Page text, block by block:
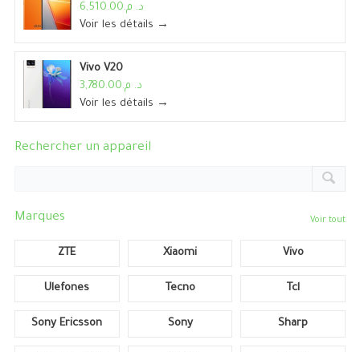
د. م.6,510.00
Voir les détails →
Vivo V20
د. م.3,780.00
Voir les détails →
Rechercher un appareil
Marques Voir tout
ZTE Xiaomi Vivo
Ulefones Tecno Tcl
Sony Ericsson Sony Sharp